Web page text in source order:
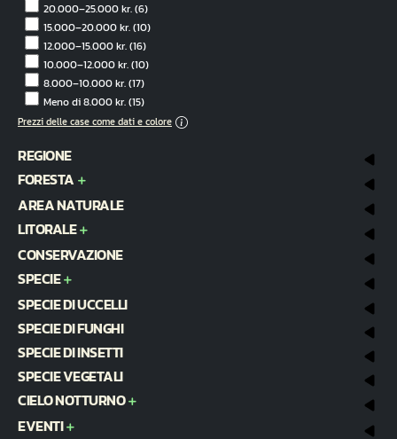
20.000–25.000 kr.(6)
15.000–20.000 kr.(10)
12.000–15.000 kr.(16)
10.000–12.000 kr.(10)
8.000–10.000 kr.(17)
Meno di 8.000 kr.(15)
Prezzi delle case come dati e colore
REGIONE
FORESTA
AREA NATURALE
LITORALE
CONSERVAZIONE
SPECIE
SPECIE DI UCCELLI
SPECIE DI FUNGHI
SPECIE DI INSETTI
SPECIE VEGETALI
CIELO NOTTURNO
EVENTI